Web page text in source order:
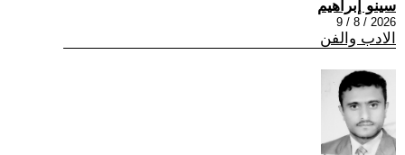
سينو إبراهيم
2026 / 8 / 9
الادب والفن